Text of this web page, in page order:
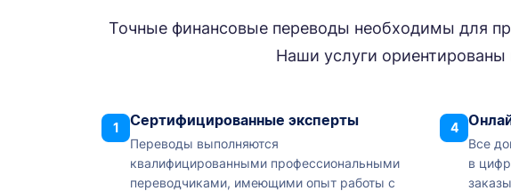
Точные финансовые переводы необходимы для
Наши услуги ориентированы
1 Сертифицированные эксперты
Переводы выполняются
квалифицированными профессиональными
переводчиками, имеющими опыт работы с
4
Все
в